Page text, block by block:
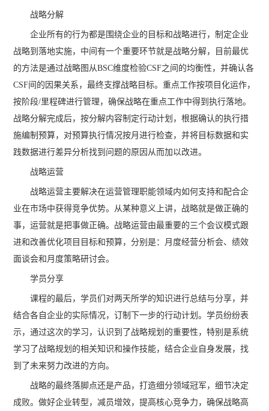
战略分解
企业所有的行为都是围绕企业的目标和战略进行，制定企业
战略到落地实施，中间有一个重要环节就是战略分解，目前最优
的方法是通过战略图从BSC维度检验CSF之间的均衡性，并确认各
CSF间的因果关系，最终支撑战略目标。重点工作按项目化运作，
按阶段/里程碑进行管理，确保战略在重点工作中得到执行落地。
战略分解完成后，按分解内容制定行动计划，根据确认的执行措
施编制预算，对预算执行情况按月进行检查，并将目标数据和实
践数据进行差异分析找到问题的原因从而加以改进。
战略运营
战略运营主要解决在运营管理职能领域内如何支持和配合企
业在市场中获得竞争优势。从某种意义上讲，战略就是做正确的
事，运营就是把事做正确。战略运营由最重要的三个会议模式跟
进和改善优化项目目标和预算，分别是：月度经营分析会、绩效
面谈会和月度策略研讨会。
学员分享
课程的最后，学员们对两天所学的知识进行总结与分享，并
结合各自企业的实际情况，订制下一步的行动计划。学员纷纷表
示，通过这次的学习，认识到了战略规划的重要性，特别是系统
学习了战略规划的相关知识和操作技能，结合企业自身发展，找
到了未来努力改进的方向。
战略的最终落脚点还是产品，打造细分领域冠军，细节决定
成败。做好企业转型，减员增效，提高核心竞争力，确保战略高